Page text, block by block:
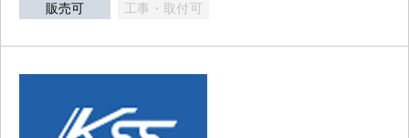
販売可 工事・取付可